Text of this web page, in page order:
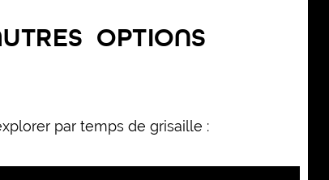
OPTIONS
par temps de grisaille :